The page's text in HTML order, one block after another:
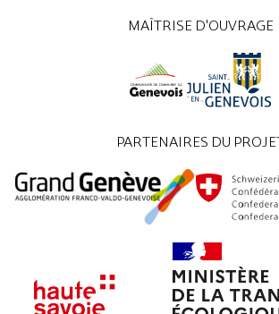
MAÎTRISE D'OUVRAGE
PARTENAIRES DU PROJET